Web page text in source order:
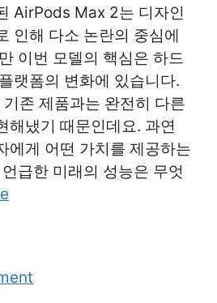
AirPods Max 2는 디자인
인해 다소 논란의 중심에
이번 모델의 핵심은 하드
랫폼의 변화에 있습니다.
존 제품과는 완전히 다른
해냈기 때문인데요. 과연
에게 어떤 가치를 제공하는
급한 미래의 성능은 무엇